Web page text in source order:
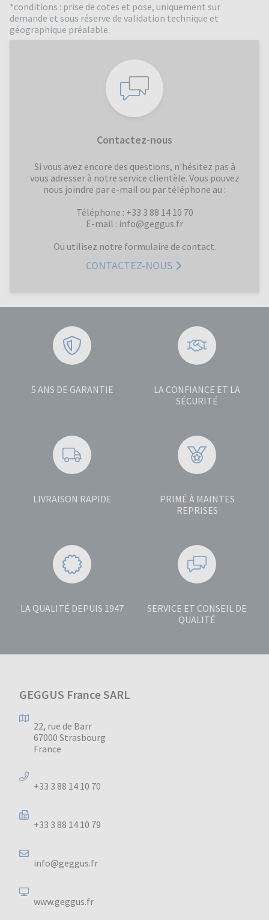
*conditions : prise de cotes et pose, uniquement sur
demande et sous réserve de validation technique et
géographique préalable.
Contactez-nous
Si vous avez encore des questions, n'hésitez pas à
vous adresser à notre service clientèle. Vous pouvez
nous joindre par e-mail ou par téléphone au :
Téléphone : +33 3 88 14 10 70
E-mail : info@geggus.fr
Ou utilisez notre formulaire de contact.
CONTACTEZ-NOUS
5 ANS DE GARANTIE
LA CONFIANCE ET LA
SÉCURITÉ
LIVRAISON RAPIDE
PRIMÉ À MAINTES
REPRISES
LA QUALITÉ DEPUIS 1947
SERVICE ET CONSEIL DE
QUALITÉ
GEGGUS France SARL
22, rue de Barr
67000 Strasbourg
France
+33 3 88 14 10 70
+33 3 88 14 10 79
info@geggus.fr
www.geggus.fr